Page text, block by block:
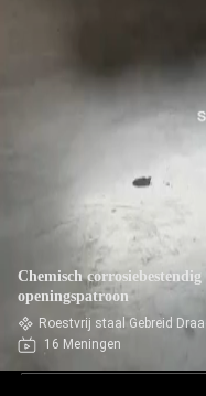
Chemisch
openingspatroon
Roestvrij staal Gebreid
16 Meningen